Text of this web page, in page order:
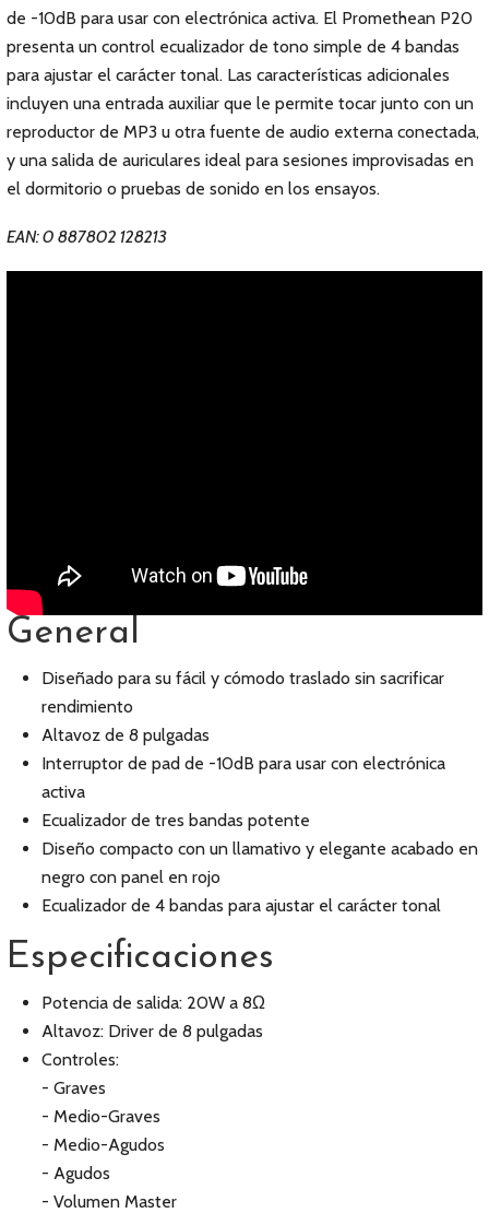
de -10dB para usar con electrónica activa. El Promethean P20
presenta un control ecualizador de tono simple de 4 bandas
para ajustar el carácter tonal. Las características adicionales
incluyen una entrada auxiliar que le permite tocar junto con un
reproductor de MP3 u otra fuente de audio externa conectada,
y una salida de auriculares ideal para sesiones improvisadas en
el dormitorio o pruebas de sonido en los ensayos.
EAN: 0 887802 128213
General
Diseñado para su fácil y cómodo traslado sin sacrificar
rendimiento
Altavoz de 8 pulgadas
Interruptor de pad de -10dB para usar con electrónica
activa
Ecualizador de tres bandas potente
Diseño compacto con un llamativo y elegante acabado en
negro con panel en rojo
Ecualizador de 4 bandas para ajustar el carácter tonal
Especificaciones
Potencia de salida: 20W a 8Ω
Altavoz: Driver de 8 pulgadas
Controles:
- Graves
- Medio-Graves
- Medio-Agudos
- Agudos
- Volumen Master